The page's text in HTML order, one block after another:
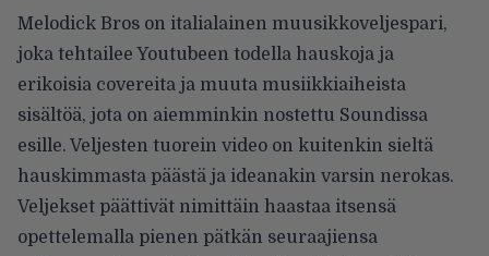
Melodick Bros on italialainen muusikkoveljespari,
joka tehtailee Youtubeen todella hauskoja ja
erikoisia covereita ja muuta musiikkiaiheista
sisältöä, jota on aiemminkin nostettu Soundissa
esille. Veljesten tuorein video on kuitenkin sieltä
hauskimmasta päästä ja ideanakin varsin nerokas.
Veljekset päättivät nimittäin haastaa itsensä
opettelemalla pienen pätkän seuraajiensa